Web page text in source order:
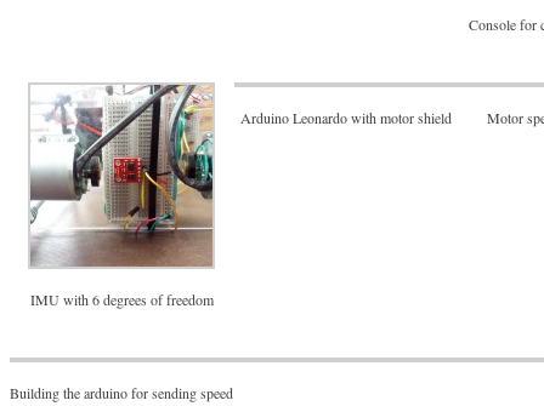
Console for
IMU with 6 degrees of freedom
Arduino Leonardo with motor shield Motor
Building the arduino for sending speed